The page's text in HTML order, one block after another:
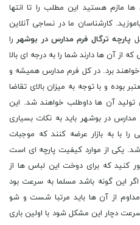
مازم هستید این مطلب را تا انتها
کارشناسان ما در نساجی آنلاین
پارچه ترگال فرم مدارس در بوشهر را
از آن ها دارند شما را به درجه ای بالا
خواهند برد. در کل فرم مدارس همیشه و
و با توجه به میزان بالای تقاضا
آن ها داوطلب خواهند شد. این
مدارس در بوشهر باید به نکات بسیاری
را با به بازار عرضه کنند که موجبات
یکی از موارد کیفیت پارچه ای است
کنید که برای دوخت این لباس ها از
این گونه باشد مسلما به سرعت بود
از آن ها باید مرتبا شست و شو
دچار این مشکل شود با اولین باری